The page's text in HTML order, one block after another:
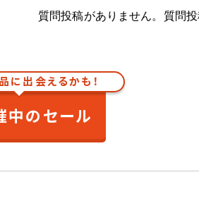
質問投稿がありません。質問
に出会えるかも！
中のセール